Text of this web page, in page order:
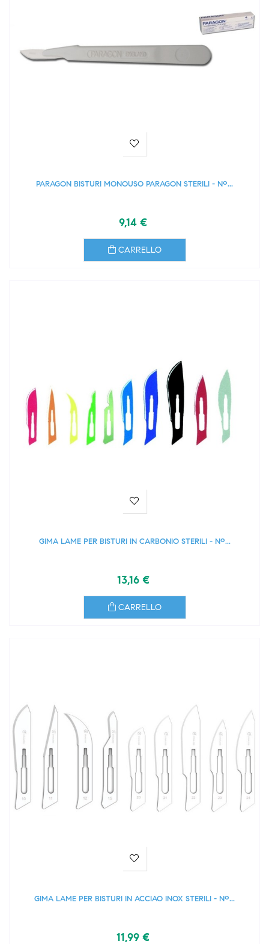
PARAGON BISTURI MONOUSO PARAGON STERILI - Nº...
9,14 €
CARRELLO
GIMA LAME PER BISTURI IN CARBONIO STERILI - Nº...
13,16 €
CARRELLO
GIMA LAME PER BISTURI IN ACCIAO INOX STERILI - Nº...
11,99 €